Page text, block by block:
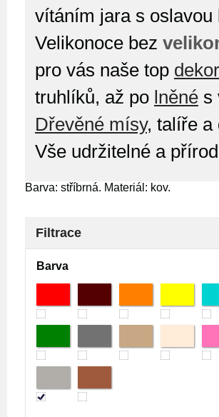
vítáním jara s oslavou
Velikonoce bez
pro vás naše top
truhlíků, až po lněné s
Dřevěné mísy, talíře a
Vše udržitelné a
Barva: stříbrná. Materiál: kov.
Filtrace
Barva